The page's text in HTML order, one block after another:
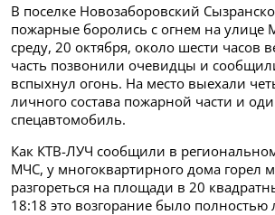
В поселке Новозаборовский
пожарные боролись с огнем на улице
среду, 20 октября, около шести часов
часть позвонили очевидцы и
вспыхнул огонь. На место выехали
личного состава пожарной части и
спецавтомобиль.
Как КТВ-ЛУЧ сообщили в
МЧС, у многоквартирного дома горел
разгореться на площади в 20
18:18 это возгорание было